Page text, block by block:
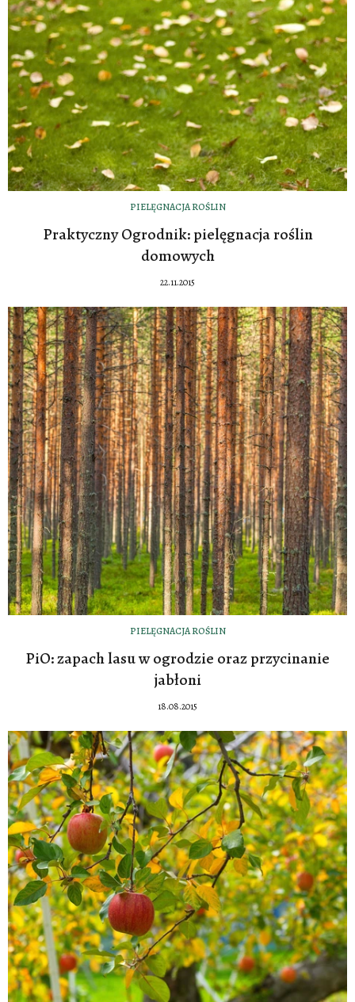
PIELĘGNACJA ROŚLIN
Praktyczny Ogrodnik: pielęgnacja roślin
domowych
22.11.2015
PIELĘGNACJA ROŚLIN
PiO: zapach lasu w ogrodzie oraz przycinanie
jabłoni
18.08.2015